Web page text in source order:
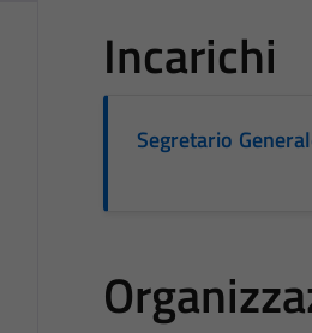
Incarichi
Segretario